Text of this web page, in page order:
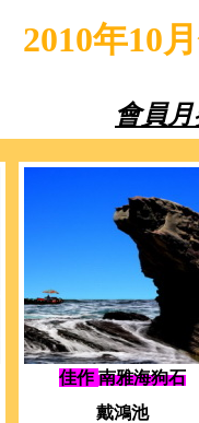
2010年10
會員
佳作南雅海狗石
戴鴻池